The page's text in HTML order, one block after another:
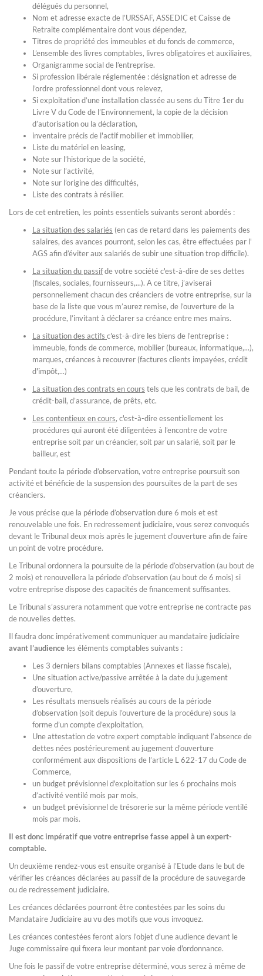
délégués du personnel,
Nom et adresse exacte de l’URSSAF, ASSEDIC et Caisse de
Retraite complémentaire dont vous dépendez,
Titres de propriété des immeubles et du fonds de commerce,
L’ensemble des livres comptables, livres obligatoires et auxiliaires,
Organigramme social de l’entreprise.
Si profession libérale réglementée : désignation et adresse de
l’ordre professionnel dont vous relevez,
Si exploitation d’une installation classée au sens du Titre 1er du
Livre V du Code de l’Environnement, la copie de la décision
d’autorisation ou la déclaration,
inventaire précis de l'actif mobilier et immobilier,
Liste du matériel en leasing,
Note sur l’historique de la société,
Note sur l’activité,
Note sur l’origine des difficultés,
Liste des contrats à résilier.
Lors de cet entretien, les points essentiels suivants seront abordés :
La situation des salariés (en cas de retard dans les paiements des
salaires, des avances pourront, selon les cas, être effectuées par l'
AGS afin d’éviter aux salariés de subir une situation trop difficile).
La situation du passifde votre société c'est-à-dire de ses dettes
(fiscales, sociales, fournisseurs,...). A ce titre, j’aviserai
personnellement chacun des créanciers de votre entreprise, sur la
base de la liste que vous m’aurez remise, de l’ouverture de la
procédure, l’invitant à déclarer sa créance entre mes mains.
La situation des actifs c'est-à-dire les biens de l'entreprise :
immeuble, fonds de commerce, mobilier (bureaux, informatique,...),
marques, créances à recouvrer (factures clients impayées, crédit
d'impôt,...)
La situation des contrats en cours tels que les contrats de bail, de
crédit-bail, d’assurance, de prêts, etc.
Les contentieux en cours, c'est-à-dire essentiellement les
procédures qui auront été diligentées à l’encontre de votre
entreprise soit par un créancier, soit par un salarié, soit par le
bailleur, est
Pendant toute la période d’observation, votre entreprise poursuit son
activité et bénéficie de la suspension des poursuites de la part de ses
créanciers.
Je vous précise que la période d’observation dure 6 mois et est
renouvelable une fois. En redressement judiciaire, vous serez convoqués
devant le Tribunal deux mois après le jugement d’ouverture afin de faire
un point de votre procédure.
Le Tribunal ordonnera la poursuite de la période d’observation (au bout de
2 mois) et renouvellera la période d’observation (au bout de 6 mois) si
votre entreprise dispose des capacités de financement suffisantes.
Le Tribunal s’assurera notamment que votre entreprise ne contracte pas
de nouvelles dettes.
Il faudra donc impérativement communiquer au mandataire judiciaire
avant l’audience les éléments comptables suivants :
Les 3 derniers bilans comptables (Annexes et liasse fiscale),
Une situation active/passive arrêtée à la date du jugement
d’ouverture,
Les résultats mensuels réalisés au cours de la période
d’observation (soit depuis l’ouverture de la procédure) sous la
forme d’un compte d’exploitation,
Une attestation de votre expert comptable indiquant l’absence de
dettes nées postérieurement au jugement d’ouverture
conformément aux dispositions de l’article L 622-17 du Code de
Commerce,
un budget prévisionnel d'exploitation sur les 6 prochains mois
d’activité ventilé mois par mois,
un budget prévisionnel de trésorerie sur la même période ventilé
mois par mois.
Il est donc impératif que votre entreprise fasse appel à un expert-
comptable.
Un deuxième rendez-vous est ensuite organisé à l’Etude dans le but de
vérifier les créances déclarées au passif de la procédure de sauvegarde
ou de redressement judiciaire.
Les créances déclarées pourront être contestées par les soins du
Mandataire Judiciaire au vu des motifs que vous invoquez.
Les créances contestées feront alors l'objet d'une audience devant le
Juge commissaire qui fixera leur montant par voie d'ordonnance.
Une fois le passif de votre entreprise déterminé, vous serez à même de